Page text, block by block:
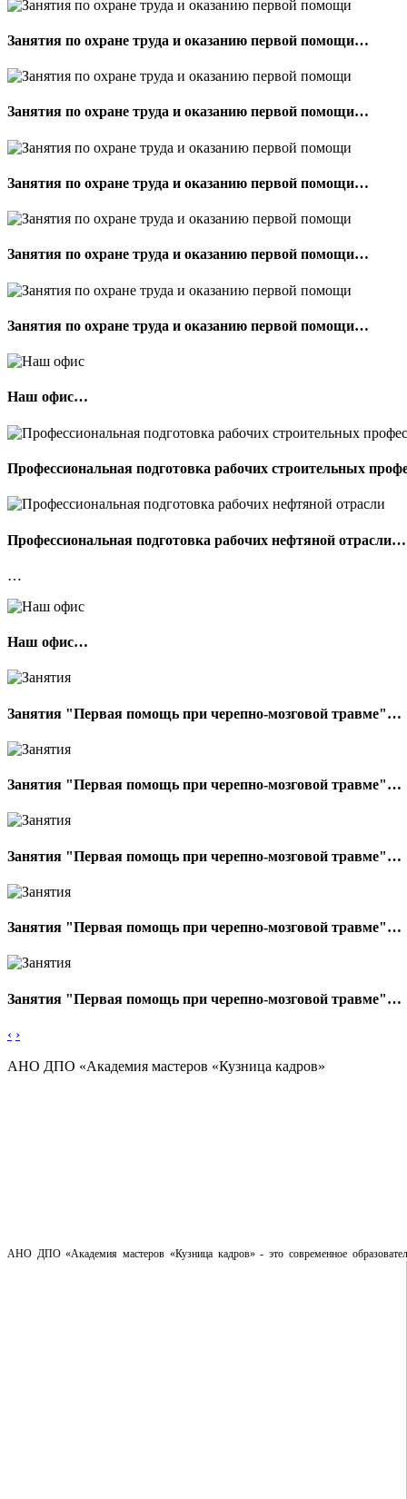
Занятия по охране труда и оказанию первой помощи…
Занятия по охране труда и оказанию первой помощи…
Занятия по охране труда и оказанию первой помощи…
Занятия по охране труда и оказанию первой помощи…
Занятия по охране труда и оказанию первой помощи…
Наш офис…
Профессиональная подготовка рабочих строительных
Профессиональная подготовка рабочих нефтяной отрасли…
…
Наш офис…
Занятия "Первая помощь при черепно-мозговой травме"…
Занятия "Первая помощь при черепно-мозговой травме"…
Занятия "Первая помощь при черепно-мозговой травме"…
Занятия "Первая помощь при черепно-мозговой травме"…
Занятия "Первая помощь при черепно-мозговой травме"…
‹ ›
АНО ДПО «Академия мастеров «Кузница кадров»
АНО ДПО «Академия мастеров «Кузница кадров» - это современное